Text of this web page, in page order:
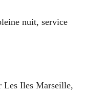
nuit, service
Les Iles Marseille,